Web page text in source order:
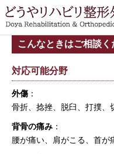
こんなときはご相談く
対応可能分野
外傷：
骨折、捻挫、脱臼、打撲、
背骨の痛み ：
腰が痛い、肩がこる、首が